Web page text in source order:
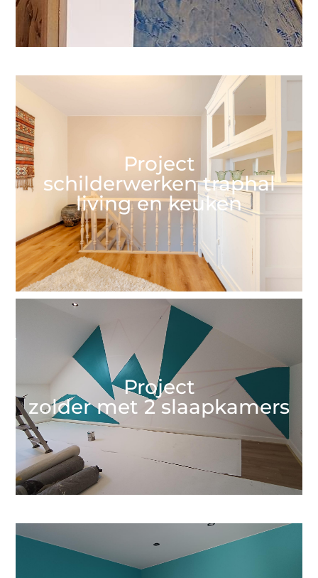
Project
schilderwerken traphal
living en keuken
Project
zolder met 2 slaapkamers